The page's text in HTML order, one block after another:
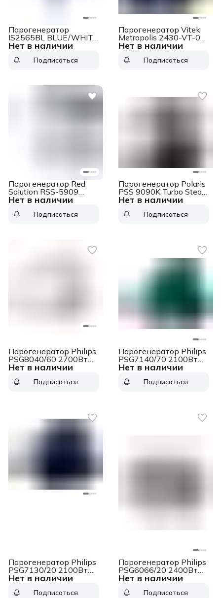
Нет в наличии
Парогенератор
IS2565BL BLUE/WHITE
BRAUN
Подписаться
Нет в наличии
Парогенератор Vitek
Metropolis 2430-VT-01
2400Вт синий/черный
Подписаться
Нет в наличии
Парогенератор Red
Solution RSS-5909
2400Вт белый/голубой
Подписаться
Нет в наличии
Парогенератор Polaris
PSS 9090K Turbo Steam
2600Вт белый/
Подписаться
Нет в наличии
Парогенератор Philips
PSG8040/60 2700Вт
белый/золотистый
Подписаться
Нет в наличии
Парогенератор Philips
PSG7140/70 2100Вт
зеленый
Подписаться
Нет в наличии
Парогенератор Philips
PSG7130/20 2100Вт
синий
Подписаться
Нет в наличии
Парогенератор Philips
PSG6066/20 2400Вт
синий
Подписаться